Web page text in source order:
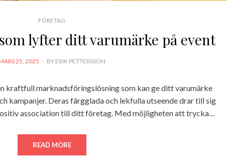
FÖRETAG
lyfter ditt varumärke på event
25, 2025 BY ERIK PETTERSSON
kraftfull marknadsföringslösning som kan ge ditt varumärke
kampanjer. Deras färgglada och lekfulla utseende drar till sig
association till ditt företag. Med möjligheten att trycka…
READ MORE